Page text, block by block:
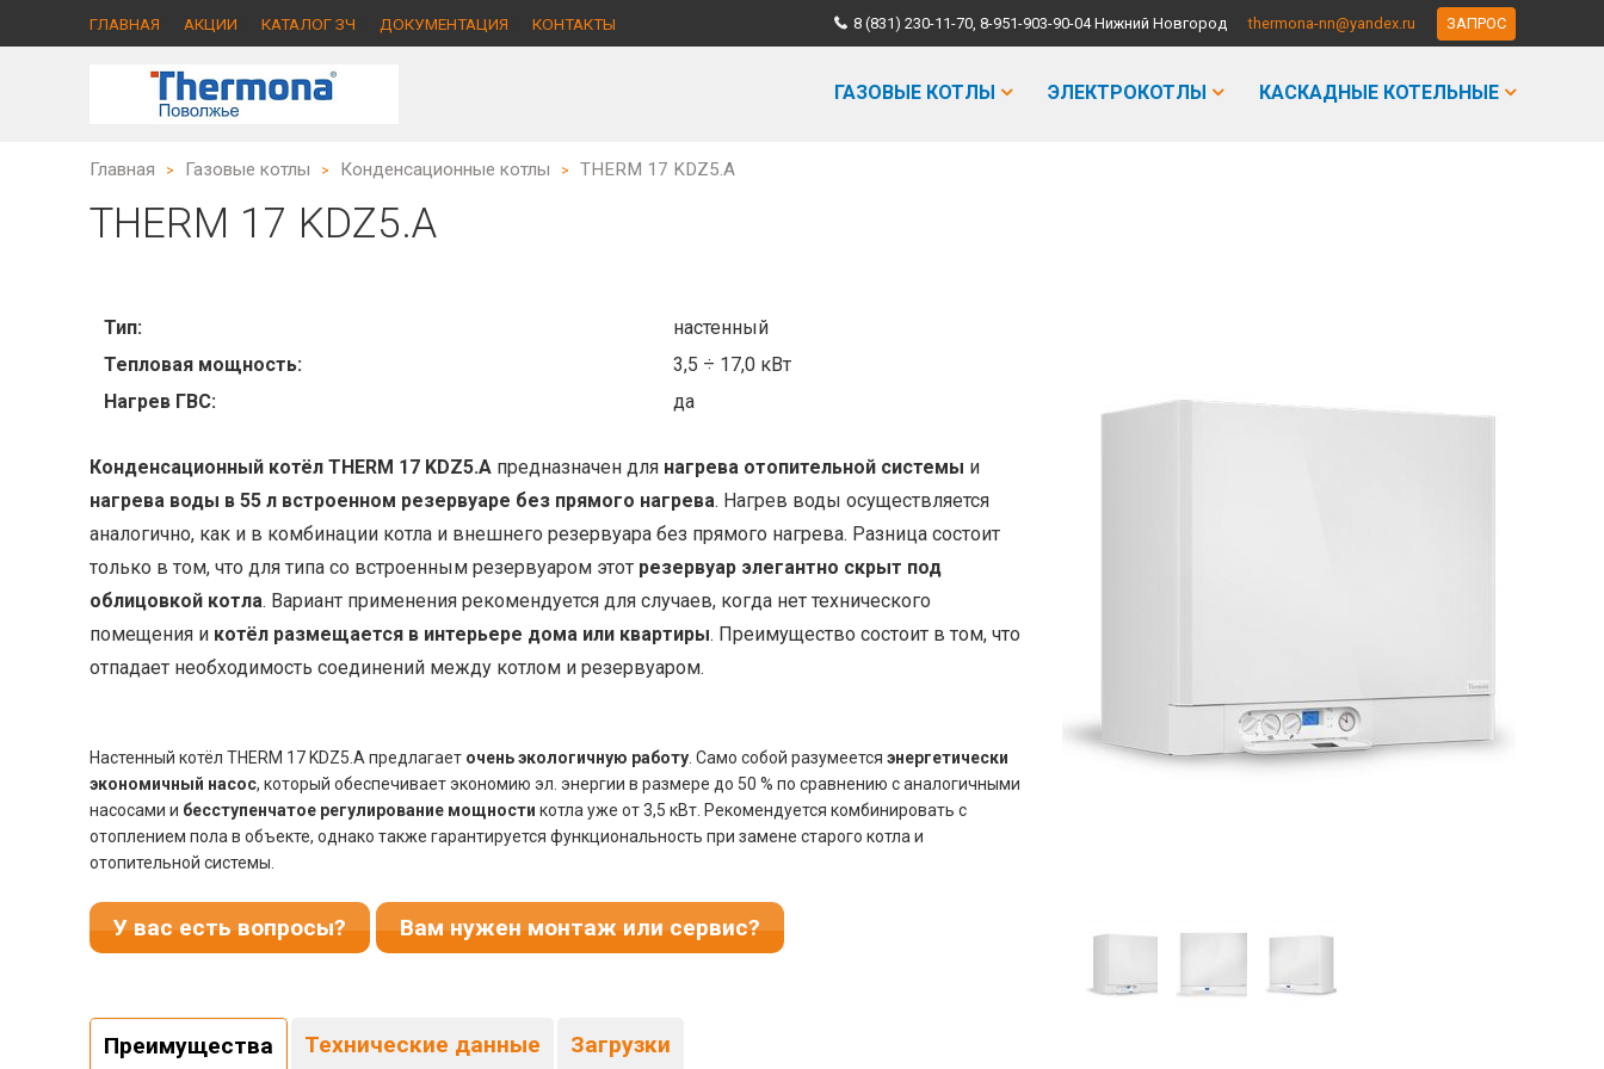
ГЛАВНАЯ АКЦИИ КАТАЛОГ ЗЧ ДОКУМЕНТАЦИЯ КОНТАКТЫ 8 (831) 230-11-70, 8-951-903-90-04 Нижний Новгород thermona-nn@yandex.ru ЗАПРОС
ГАЗОВЫЕ КОТЛЫ ЭЛЕКТРОКОТЛЫ КАСКАДНЫЕ КОТЕЛЬНЫЕ
Главная > Газовые котлы > Конденсационные котлы > THERM 17 KDZ5.A
THERM 17 KDZ5.A
Тип:
настенный
Тепловая мощность:
3,5 ÷ 17,0 кВт
Нагрев ГВС:
да
Конденсационный котёл THERM 17 KDZ5.Aпредназначен для нагрева отопительной системы и
нагрева воды в 55 л встроенном резервуаре без прямого нагрева. Нагрев воды осуществляется
аналогично, как и в комбинации котла и внешнего резервуара без прямого нагрева. Разница состоит
только в том, что для типа со встроенным резервуаром этот резервуар элегантно скрыт под
облицовкой котла. Вариант применения рекомендуется для случаев, когда нет технического
помещения и котёл размещается в интерьере дома или квартиры. Преимущество состоит в том, что
отпадает необходимость соединений между котлом и резервуаром.
Настенный котёл THERM 17 KDZ5.A предлагает очень экологичную работу. Само собой разумеется энергетически
экономичный насос, который обеспечивает экономию эл. энергии в размере до 50 % по сравнению с аналогичными
насосами и бесступенчатое регулирование мощности котла уже от 3,5 кВт. Рекомендуется комбинировать с
отоплением пола в объекте, однако также гарантируется функциональность при замене старого котла и
отопительной системы.
У вас есть вопросы? Вам нужен монтаж или сервис?
Преимущества Технические данные Загрузки